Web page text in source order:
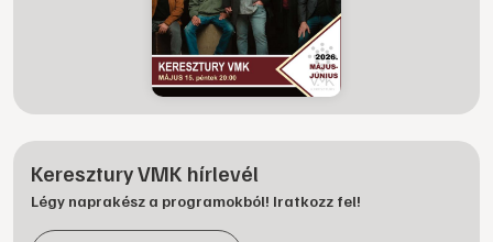
Keresztury VMK hírlevél
Légy naprakész a programokból! Iratkozz fel!